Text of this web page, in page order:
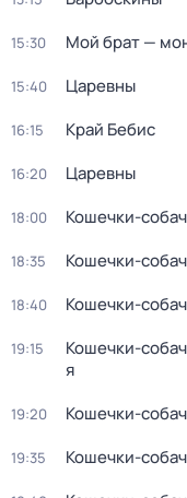
15:30 Мой брат —
15:40 Царевны
16:15 Край Бебис
16:20 Царевны
18:00 Кошечки-
18:35 Кошечки-
18:40 Кошечки-
19:15 Кошечки-
я
19:20 Кошечки-
19:35 Кошечки-